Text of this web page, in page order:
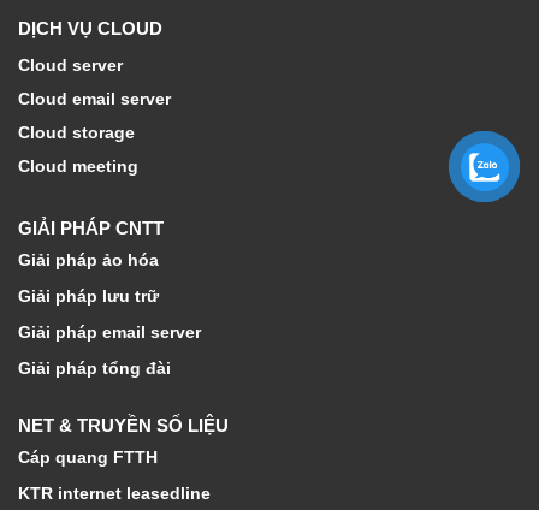
DỊCH VỤ CLOUD
Cloud server
Cloud email server
Cloud storage
Cloud meeting
GIẢI PHÁP CNTT
Giải pháp ảo hóa
Giải pháp lưu trữ
Giải pháp email server
Giải pháp tổng đài
NET & TRUYỀN SỐ LIỆU
Cáp quang FTTH
KTR internet leasedline